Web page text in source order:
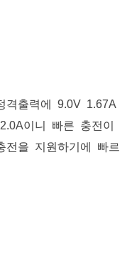
격출력에 9.0V 1.67A
이니 빠른 충전이
전을 지원하기에 빠르